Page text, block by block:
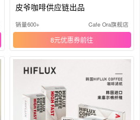
皮爷咖啡供应链出品
销量600+ Cafe Ora旗舰店
8元优惠券